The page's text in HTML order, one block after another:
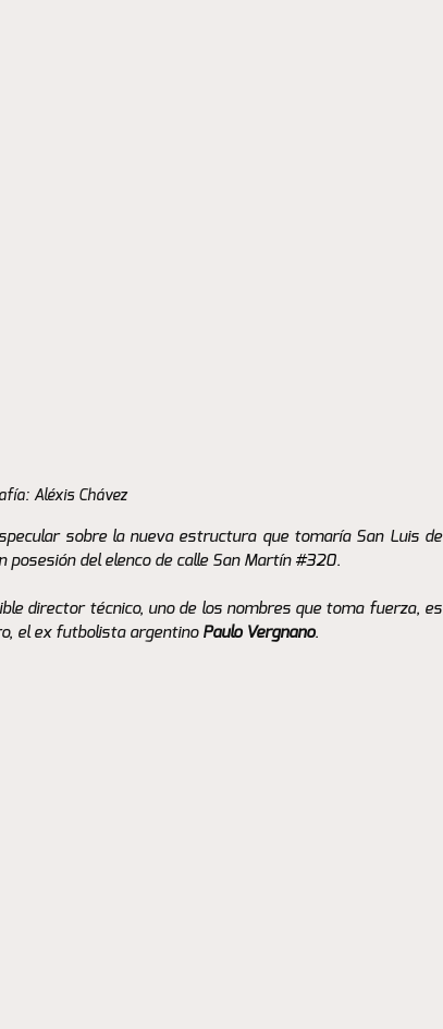
Aléxis Chávez
sobre la nueva estructura que tomaría San Luis de
posesión del elenco de calle San Martín #320.
director técnico, uno de los nombres que toma fuerza, es
el ex futbolista argentino Paulo Vergnano.